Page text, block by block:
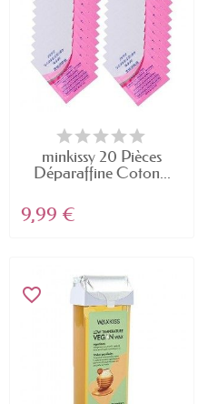
minkissy 20 Pièces
Déparaffine Coton...
9,99 €
favorite_border